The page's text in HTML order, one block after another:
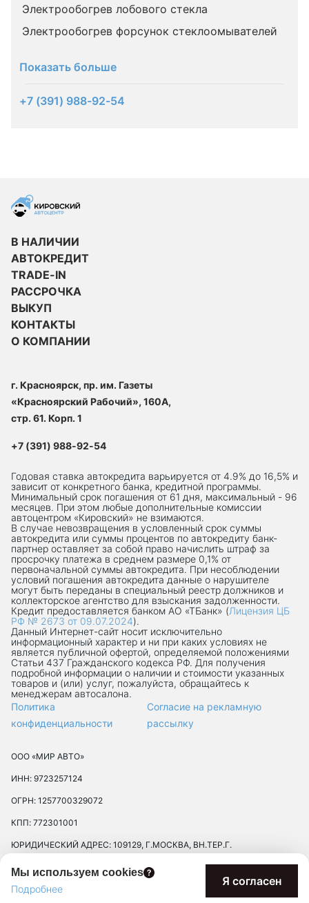
Электрообогрев лобового стекла
Электрообогрев форсунок стеклоомывателей
Показать больше
+7 (391) 988-92-54
Мы используем cookies
Подробнее
Я согласен
В НАЛИЧИИ
АВТОКРЕДИТ
TRADE-IN
РАССРОЧКА
ВЫКУП
КОНТАКТЫ
О КОМПАНИИ
г. Красноярск, пр. им. Газеты
«Красноярский Рабочий», 160А,
стр. 61. Корп. 1
+7 (391) 988-92-54
Годовая ставка автокредита варьируется от 4.9% до 16,5% и
зависит от конкретного банка, кредитной программы.
Минимальный срок погашения от 61 дня, максимальный - 96
месяцев. При этом любые дополнительные комиссии
автоцентром «Кировский» не взимаются.
В случае невозвращения в условленный срок суммы
автокредита или суммы процентов по автокредиту банк-
партнер оставляет за собой право начислить штраф за
просрочку платежа в среднем размере 0,1% от
первоначальной суммы автокредита. При несоблюдении
условий погашения автокредита данные о нарушителе
могут быть переданы в специальный реестр должников и
коллекторское агентство для взыскания задолженности.
Кредит предоставляется банком АО «ТБанк» (Лицензия ЦБ
РФ № 2673 от 09.07.2024).
Данный Интернет-сaйт носит исключительно
информационный характер и ни при каких условиях не
является публичной офертой, определяемой положениями
Статьи 437 Гражданского кодекса РФ. Для получения
подробной информации о наличии и стоимости указанных
товаров и (или) услуг, пожалуйста, обращайтесь к
менеджерам автосалона.
Политика
конфиденциальности
Согласие на рекламную
рассылку
ООО «МИР АВТО»
ИНН: 9723257124
ОГРН: 1257700329072
КПП: 772301001
ЮРИДИЧЕСКИЙ АДРЕС: 109129, Г.МОСКВА, ВН.ТЕР.Г.
ТЕКСТИЛЬЩИКОВ, Д. 13, К. 2, ПОМЕЩ. 17/8П